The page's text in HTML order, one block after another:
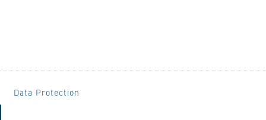
Data Protection